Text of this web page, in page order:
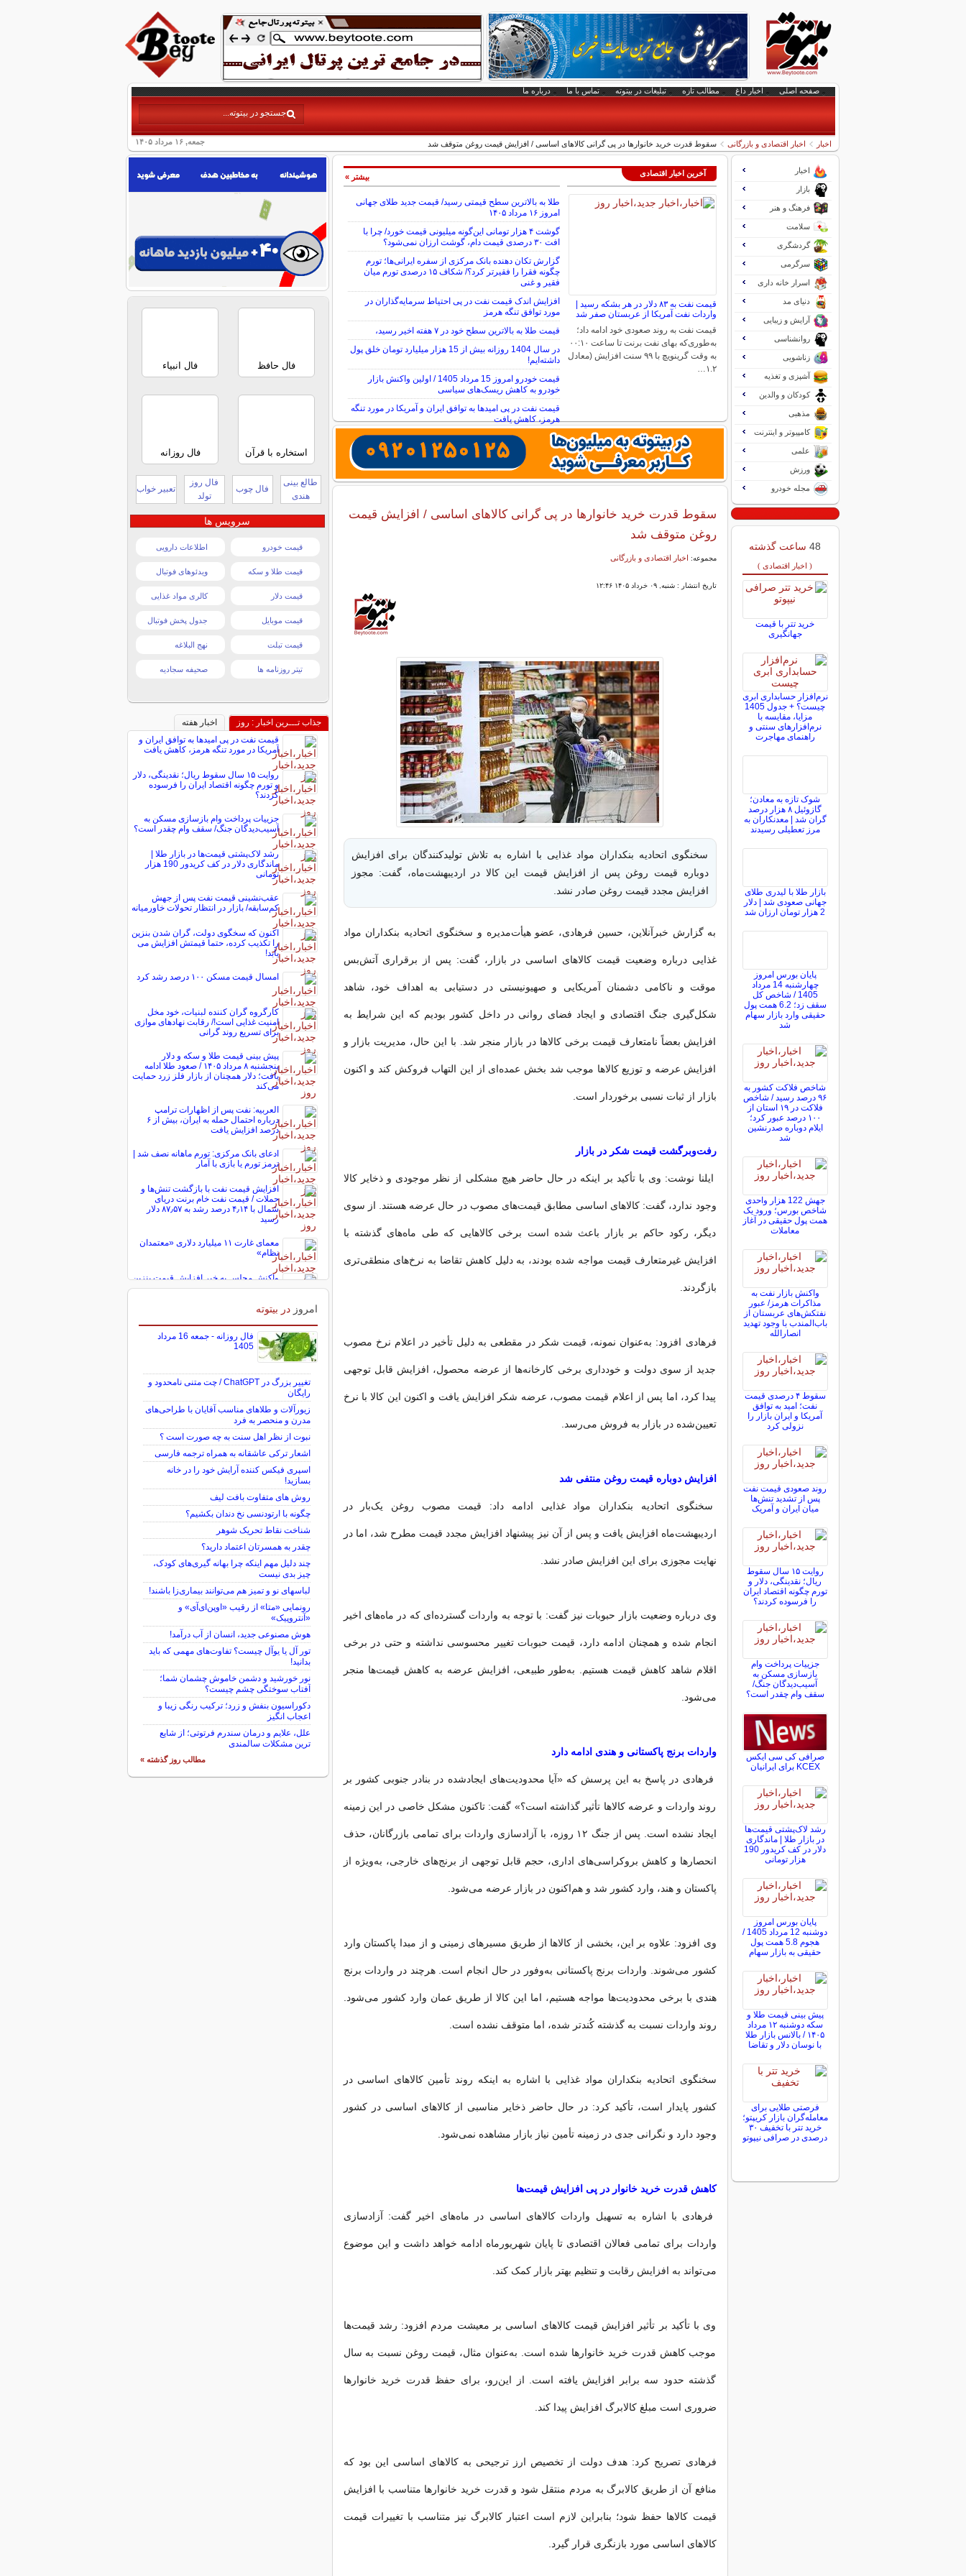
صفحه اصلی اخبار داغ مطالب تازه تبلیغات در بیتوته تماس با ما درباره ما
جمعه, ۱۶ مرداد ۱۴۰۵ اخبار اخبار اقتصادی و بازرگانی سقوط قدرت خرید خانوارها در پی گرانی کالاهای اساسی / افزایش قیمت روغن متوقف شد
آخرین اخبار اقتصادی
قیمت نفت به ۸۳ دلار در هر بشکه رسید |
واردات نفت آمریکا از عربستان صفر شد
قیمت نفت به روند صعودی خود ادامه داد؛
به‌طوری‌که بهای نفت برنت تا ساعت ۰۰:۱۰
به وقت گرینویچ با ۹۹ سنت افزایش (معادل
۱.۲…
طلا به بالاترین سطح قیمتی رسید/ قیمت جدید طلای جهانی
امروز ۱۶ مرداد ۱۴۰۵
گوشت ۴ هزار تومانی این‌گونه میلیونی قیمت خورد/ چرا با
افت ۳۰ درصدی قیمت دام، گوشت ارزان نمی‌شود؟
گزارش تکان‌ دهنده بانک مرکزی از سفره ایرانی‌ها؛ تورم
چگونه فقرا را فقیرتر کرد؟/ شکاف ۱۵ درصدی تورم میان
فقیر و غنی
افزایش اندک قیمت نفت در پی احتیاط سرمایه‌گذاران در
مورد توافق تنگه هرمز
قیمت طلا به بالاترین سطح خود در ۷ هفته اخیر رسید،
در سال 1404 روزانه بیش از 15 هزار میلیارد تومان خلق پول
داشته‌ایم!
قیمت خودرو امروز 15 مرداد 1405 / اولین واکنش بازار
خودرو به کاهش ریسک‌های سیاسی
قیمت نفت در پی امیدها به توافق ایران و آمریکا در مورد تنگه
هرمز، کاهش یافت
نحوه محاسبه قیمت نقره دست دوم
بیشتر »
سقوط قدرت خرید خانوارها در پی گرانی کالاهای اساسی / افزایش قیمت
روغن متوقف شد
مجموعه: اخبار اقتصادی و بازرگانی
تاریخ انتشار : شنبه, ۰۹ خرداد ۱۴۰۵ ۱۲:۴۶
سخنگوی اتحادیه بنکداران مواد غذایی با اشاره به تلاش تولیدکنندگان برای افزایش
دوباره قیمت روغن پس از افزایش قیمت این کالا در اردیبهشت‌ماه، گفت: مجوز
افزایش مجدد قیمت روغن صادر نشد.
به گزارش خبرآنلاین، حسین فرهادی، عضو هیأت‌مدیره و سخنگوی اتحادیه بنکداران مواد
غذایی درباره وضعیت قیمت کالاهای اساسی در بازار، گفت: پس از برقراری آتش‌بس
موقت و ناکامی دشمنان آمریکایی و صهیونیستی در دستیابی به اهداف خود، شاهد
شکل‌گیری جنگ اقتصادی و ایجاد فضای روانی در داخل کشور بودیم که این شرایط به
افزایش بعضاً نامتعارف قیمت برخی کالاها در بازار منجر شد. با این حال، مدیریت بازار و
افزایش عرضه و توزیع کالاها موجب شد بخش عمده‌ای از این التهاب فروکش کند و اکنون
بازار از ثبات نسبی برخوردار است.
رفت‌وبرگشت قیمت شکر در بازار
ایلنا نوشت: وی با تأکید بر اینکه در حال حاضر هیچ مشکلی از نظر موجودی و ذخایر کالا
وجود ندارد، گفت: کالاهای اساسی مطابق قیمت‌های مصوب در حال عرضه هستند. از سوی
دیگر، رکود حاکم بر بازار باعث شده است برخی کالاهایی که طی ماه‌های گذشته با
افزایش غیرمتعارف قیمت مواجه شده بودند، به دلیل کاهش تقاضا به نرخ‌های منطقی‌تری
بازگردند.
فرهادی افزود: به‌عنوان نمونه، قیمت شکر در مقطعی به دلیل تأخیر در اعلام نرخ مصوب
جدید از سوی دولت و خودداری برخی کارخانه‌ها از عرضه محصول، افزایش قابل توجهی
پیدا کرد، اما پس از اعلام قیمت مصوب، عرضه شکر افزایش یافت و اکنون این کالا با نرخ
تعیین‌شده در بازار به فروش می‌رسد.
افزایش دوباره قیمت روغن منتفی شد
سخنگوی اتحادیه بنکداران مواد غذایی ادامه داد: قیمت مصوب روغن یک‌بار در
اردیبهشت‌ماه افزایش یافت و پس از آن نیز پیشنهاد افزایش مجدد قیمت مطرح شد، اما در
نهایت مجوزی برای این افزایش صادر نشد.
وی درباره وضعیت بازار حبوبات نیز گفت: با توجه به واردات گسترده‌ای که در ماه‌های اخیر
انجام شده و همچنان ادامه دارد، قیمت حبوبات تغییر محسوسی نداشته و حتی در برخی
اقلام شاهد کاهش قیمت هستیم. به‌طور طبیعی، افزایش عرضه به کاهش قیمت‌ها منجر
می‌شود.
واردات برنج پاکستانی و هندی ادامه دارد
فرهادی در پاسخ به این پرسش که «آیا محدودیت‌های ایجادشده در بنادر جنوبی کشور بر
روند واردات و عرضه کالاها تأثیر گذاشته است؟» گفت: تاکنون مشکل خاصی در این زمینه
ایجاد نشده است. پس از جنگ ۱۲ روزه، با آزادسازی واردات برای تمامی بازرگانان، حذف
انحصارها و کاهش بروکراسی‌های اداری، حجم قابل توجهی از برنج‌های خارجی، به‌ویژه از
پاکستان و هند، وارد کشور شد و هم‌اکنون در بازار عرضه می‌شود.
وی افزود: علاوه بر این، بخشی از کالاها از طریق مسیرهای زمینی و از مبدا پاکستان وارد
کشور می‌شوند. واردات برنج پاکستانی به‌وفور در حال انجام است. هرچند در واردات برنج
هندی با برخی محدودیت‌ها مواجه هستیم، اما این کالا از طریق عمان وارد کشور می‌شود.
روند واردات نسبت به گذشته کُندتر شده، اما متوقف نشده است.
سخنگوی اتحادیه بنکداران مواد غذایی با اشاره به اینکه روند تأمین کالاهای اساسی در
کشور پایدار است، تأکید کرد: در حال حاضر ذخایر مناسبی از کالاهای اساسی در کشور
وجود دارد و نگرانی جدی در زمینه تأمین نیاز بازار مشاهده نمی‌شود.
کاهش قدرت خرید خانوار در پی افزایش قیمت‌ها
فرهادی با اشاره به تسهیل واردات کالاهای اساسی در ماه‌های اخیر گفت: آزادسازی
واردات برای تمامی فعالان اقتصادی تا پایان شهریورماه ادامه خواهد داشت و این موضوع
می‌تواند به افزایش رقابت و تنظیم بهتر بازار کمک کند.
وی با تأکید بر تأثیر افزایش قیمت کالاهای اساسی بر معیشت مردم افزود: رشد قیمت‌ها
موجب کاهش قدرت خرید خانوارها شده است. به‌عنوان مثال، قیمت روغن نسبت به سال
گذشته حدود سه برابر افزایش یافته است. از این‌رو، برای حفظ قدرت خرید خانوارها
ضروری است مبلغ کالابرگ افزایش پیدا کند.
فرهادی تصریح کرد: هدف دولت از تخصیص ارز ترجیحی به کالاهای اساسی این بود که
منافع آن از طریق کالابرگ به مردم منتقل شود و قدرت خرید خانوارها متناسب با افزایش
قیمت کالاها حفظ شود؛ بنابراین لازم است اعتبار کالابرگ نیز متناسب با تغییرات قیمت
کالاهای اساسی مورد بازنگری قرار گیرد.
اخبار
بازار
فرهنگ و هنر
سلامت
گردشگری
سرگرمی
اسرار خانه داری
دنیای مد
آرایش و زیبایی
روانشناسی
زناشویی
آشپزی و تغذیه
کودکان و والدین
مذهبی
کامپیوتر و اینترنت
علمی
ورزش
مجله خودرو
48 ساعت گذشته
( اخبار اقتصادی )
خرید تتر با قیمت
جهانگیری
نرم‌افزار حسابداری ابری
چیست؟ + جدول 1405
مزایا، مقایسه با
نرم‌افزارهای سنتی و
راهنمای مهاجرت
شوک تازه به معادن؛
گازوئیل ۸ هزار درصد
گران شد | معدنکاران به
مرز تعطیلی رسیدند
بازار طلا با لیدری طلای
جهانی صعودی شد | دلار
2 هزار تومان ارزان شد
پایان بورس امروز
چهارشنبه 14 مرداد
1405 / شاخص کل
سقف زد؛ 6.2 همت پول
حقیقی وارد بازار سهام
شد
شاخص فلاکت کشور به
۹۶ درصد رسید / شاخص
فلاکت در ۱۹ استان از
۱۰۰ درصد عبور کرد؛
ایلام دوباره صدرنشین
شد
جهش 122 هزار واحدی
شاخص بورس؛ ورود یک
همت پول حقیقی در آغاز
معاملات
واکنش بازار نفت به
مذاکرات هرمز/ عبور
نفتکش‌های عربستان از
باب‌المندب با وجود تهدید
انصارالله
سقوط ۴ درصدی قیمت
نفت؛ امید به توافق
آمریکا و ایران بازار را
نزولی کرد
روند صعودی قیمت نفت
پس از تشدید تنش‌ها
میان ایران و آمریک
روایت ۱۵ سال سقوط
ریال؛ نقدینگی، دلار و
تورم چگونه اقتصاد ایران
را فرسوده کردند؟
جزییات پرداخت وام
بازسازی مسکن به
آسیب‌دیدگان جنگ/
سقف وام چقدر است؟
صرافی کی سی ایکس
KCEX برای ایرانیان
رشد لاک‌پشتی قیمت‌ها
در بازار طلا | ماندگاری
دلار در کف کریدور 190
هزار تومانی
پایان بورس امروز
دوشنبه 12 مرداد 1405 /
هجوم 5.8 همت پول
حقیقی به بازار سهام
پیش ‌بینی قیمت طلا و
سکه دوشنبه ۱۲ مرداد
۱۴۰۵ / بالانس بازار طلا
با نوسان دلار و تقاضا
فرصتی طلایی برای
معامله‌گران بازار کریپتو؛
خرید تتر با تخفیف ۳۰
درصدی در صرافی نیپوتو
فال حافظ فال انبیاء
استخاره با قرآن فال روزانه
طالع بینی
هندی
فال چوب
فال روز
تولد
تعبیر خواب
سرویس ها
قیمت خودرو اطلاعات دارویی
قیمت طلا و سکه ویدئوهای فوتبال
قیمت دلار کالری مواد غذایی
قیمت موبایل جدول پخش فوتبال
قیمت تبلت نهج البلاغه
تیتر روزنامه ها صحیفه سجادیه
جذاب تـــرین اخبار : روز
اخبار هفته
قیمت نفت در پی امیدها به توافق ایران و
آمریکا در مورد تنگه هرمز، کاهش یافت
روایت ۱۵ سال سقوط ریال؛ نقدینگی، دلار
و تورم چگونه اقتصاد ایران را فرسوده
کردند؟
جزییات پرداخت وام بازسازی مسکن به
آسیب‌دیدگان جنگ/ سقف وام چقدر است؟
رشد لاک‌پشتی قیمت‌ها در بازار طلا |
ماندگاری دلار در کف کریدور 190 هزار
تومانی
عقب‌نشینی قیمت نفت پس از جهش
کم‌سابقه/ بازار در انتظار تحولات خاورمیانه
اکنون که سخگوی دولت، گران شدن بنزین
را تکذیب کرده، حتما قیمتش افزایش می
یابد!
امسال قیمت مسکن ۱۰۰ درصد رشد کرد
کارگروه گران کننده لبنیات، خود مخل
امنیت غذایی است!/ رقابت نهاد‌های موازی
برای تسریع روند گرانی
پیش ‌بینی قیمت طلا و سکه و دلار
پنجشنبه ۸ مرداد ۱۴۰۵ / صعود طلا ادامه
یافت؛ دلار همچنان از بازار فلز زرد حمایت
می‌کند
العربیه: نفت پس از اظهارات ترامپ
درباره احتمال حمله به ایران، بیش از ۶
درصد افزایش یافت
ادعای بانک مرکزی: تورم ماهانه نصف شد |
ترمز تورم یا بازی با آمار
افزایش قیمت نفت با بازگشت تنش‌ها و
حملات / قیمت نفت خام برنت دریای
شمال با ۴٫۱۴ درصد رشد به ۸۷٫۵۷ دلار
رسید
معمای غارت ۱۱ میلیارد دلاری «معتمدان
نظام»
واکنش مجلس به خبر افزایش قیمت بنزین
امروز در بیتوته
فال روزانه - جمعه 16 مرداد
1405
تغییر بزرگ در ChatGPT / چت متنی نامحدود و
رایگان
زیورآلات و طلاهای مناسب آقایان با طراحی‌های
مدرن و منحصر به فرد
نبوت از نظر اهل سنت به چه صورت است ؟
اشعار ترکی عاشقانه به همراه ترجمه فارسی
اسپری فیکس کننده آرایش خود را در خانه
بسازید!
روش های متفاوت بافت لیف
چگونه با ارتودنسی نخ دندان بکشیم؟
شناخت نقاط تحریک شوهر
چقدر به همسرتان اعتماد دارید؟
چند دلیل مهم اینکه چرا بهانه گیری‌های کودک،
چیز بدی نیست
لباس‎های نو و تمیز هم می‌توانند بیماری‌زا باشند!
رونمایی «متا» از رقیب «اوپن‌ای‌آی» و
«آنتروپیک»
هوش مصنوعی جدید، انسان از آب درآمد!
تور آل یا یوآل چیست؟ تفاوت‌های مهمی که باید
بدانید!
نور خورشید و دشمن خاموش چشمان شما؛
آفتاب سوختگی چشم چیست؟
دکوراسیون بنفش و زرد؛ ترکیب رنگی زیبا و
اعجاب انگیز
علل، علایم و درمان سندرم فرتوتی؛ از شایع
ترین مشکلات سالمندی
مطالب روز گذشته »